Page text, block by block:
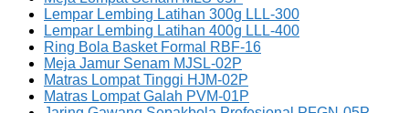
Lempar Lembing Latihan 300g LLL-300
Lempar Lembing Latihan 400g LLL-400
Ring Bola Basket Formal RBF-16
Meja Jamur Senam MJSL-02P
Matras Lompat Tinggi HJM-02P
Matras Lompat Galah PVM-01P